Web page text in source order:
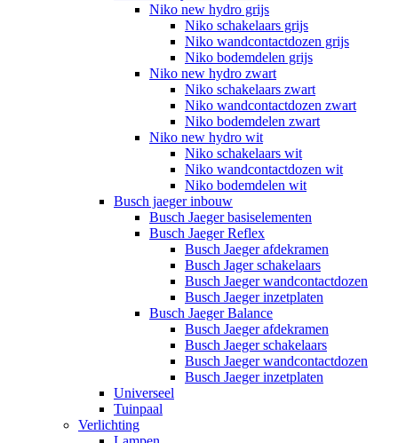
Niko new hydro grijs
Niko schakelaars grijs
Niko wandcontactdozen grijs
Niko bodemdelen grijs
Niko new hydro zwart
Niko schakelaars zwart
Niko wandcontactdozen zwart
Niko bodemdelen zwart
Niko new hydro wit
Niko schakelaars wit
Niko wandcontactdozen wit
Niko bodemdelen wit
Busch jaeger inbouw
Busch Jaeger basiselementen
Busch Jaeger Reflex
Busch Jaeger afdekramen
Busch Jager schakelaars
Busch Jaeger wandcontactdozen
Busch Jaeger inzetplaten
Busch Jaeger Balance
Busch Jaeger afdekramen
Busch Jaeger schakelaars
Busch Jaeger wandcontactdozen
Busch Jaeger inzetplaten
Universeel
Tuinpaal
Verlichting